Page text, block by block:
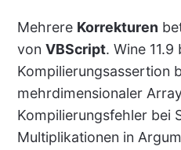
Mehrere Korrekturen
von VBScript. Wine
Kompilierungsassertion
mehrdimensionaler
Kompilierungsfehler bei
Multiplikationen in